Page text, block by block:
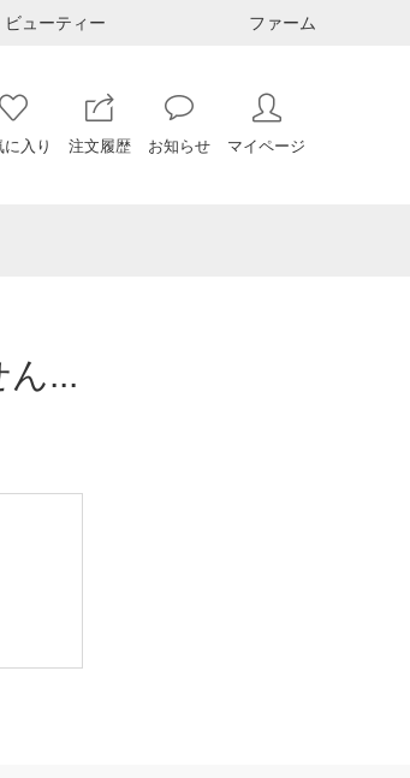
ビューティー ファーム
に入り 注文履歴 お知らせ マイページ
...